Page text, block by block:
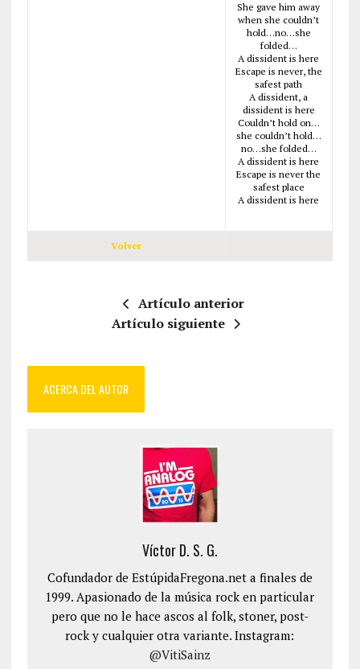
She gave him away
when she couldn’t
hold…no…she
folded…
A dissident is here
Escape is never, the
safest path
A dissident, a
dissident is here
Couldn’t hold on…
she couldn’t hold…
no…she folded…
A dissident is here
Escape is never the
safest place
A dissident is here
Volver
Artículo anterior
Artículo siguiente
ACERCA DEL AUTOR
Víctor D. S. G.
Cofundador de EstúpidaFregona.net a finales de
1999. Apasionado de la música rock en particular
pero que no le hace ascos al folk, stoner, post-
rock y cualquier otra variante. Instagram:
@VitiSainz